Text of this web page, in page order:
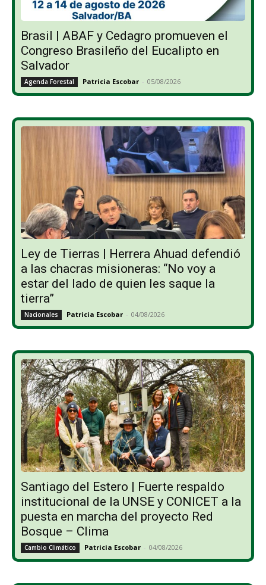
Brasil | ABAF y Cedagro promueven el
Congreso Brasileño del Eucalipto en
Salvador
Agenda Forestal Patricia Escobar - 05/08/2026
Ley de Tierras | Herrera Ahuad defendió
a las chacras misioneras: “No voy a
estar del lado de quien les saque la
tierra”
Nacionales Patricia Escobar - 04/08/2026
Santiago del Estero | Fuerte respaldo
institucional de la UNSE y CONICET a la
puesta en marcha del proyecto Red
Bosque – Clima
Cambio Climático Patricia Escobar - 04/08/2026